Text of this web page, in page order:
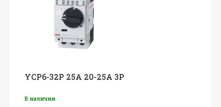
YCP6-32P 25A 20-25A 3P
В наличии